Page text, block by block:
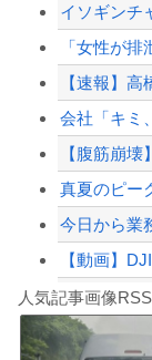
イソギンチ
【速報】
真夏のピー
しんのすけ
人気記事画像RSS